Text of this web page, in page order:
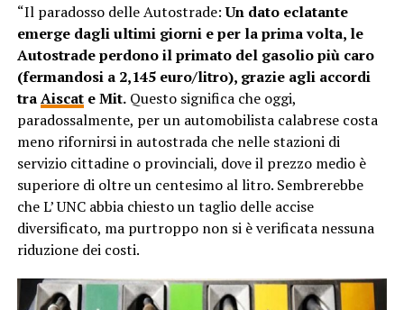
“Il paradosso delle Autostrade:Un dato eclatante
emerge dagli ultimi giorni e per la prima volta, le
Autostrade perdono il primato del gasolio più caro
(fermandosi a 2,145 euro/litro), grazie agli accordi
traAiscate Mit.Questo significa che oggi,
paradossalmente, per un automobilista calabrese costa
meno rifornirsi in autostrada che nelle stazioni di
servizio cittadine o provinciali, dove il prezzo medio è
superiore di oltre un centesimo al litro. Sembrerebbe
che L’ UNC abbia chiesto un taglio delle accise
diversificato, ma purtroppo non si è verificata nessuna
riduzione dei costi.